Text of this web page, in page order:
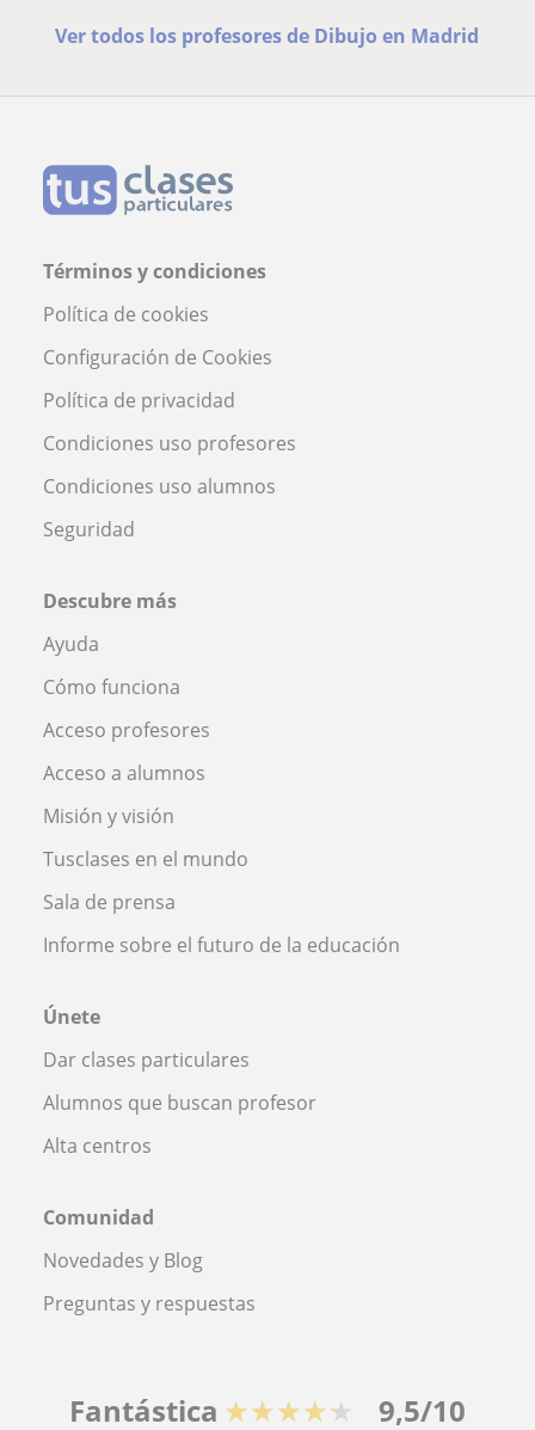
Ver todos los profesores de Dibujo en Madrid
Términos y condiciones
Política de cookies
Configuración de Cookies
Política de privacidad
Condiciones uso profesores
Condiciones uso alumnos
Seguridad
Descubre más
Ayuda
Cómo funciona
Acceso profesores
Acceso a alumnos
Misión y visión
Tusclases en el mundo
Sala de prensa
Informe sobre el futuro de la educación
Únete
Dar clases particulares
Alumnos que buscan profesor
Alta centros
Comunidad
Novedades y Blog
Preguntas y respuestas
Fantástica ★★★★★ 9,5/10